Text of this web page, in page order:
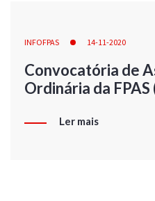
INFOFPAS 14-11-2020
Convocatória de
Ordinária da
Ler mais